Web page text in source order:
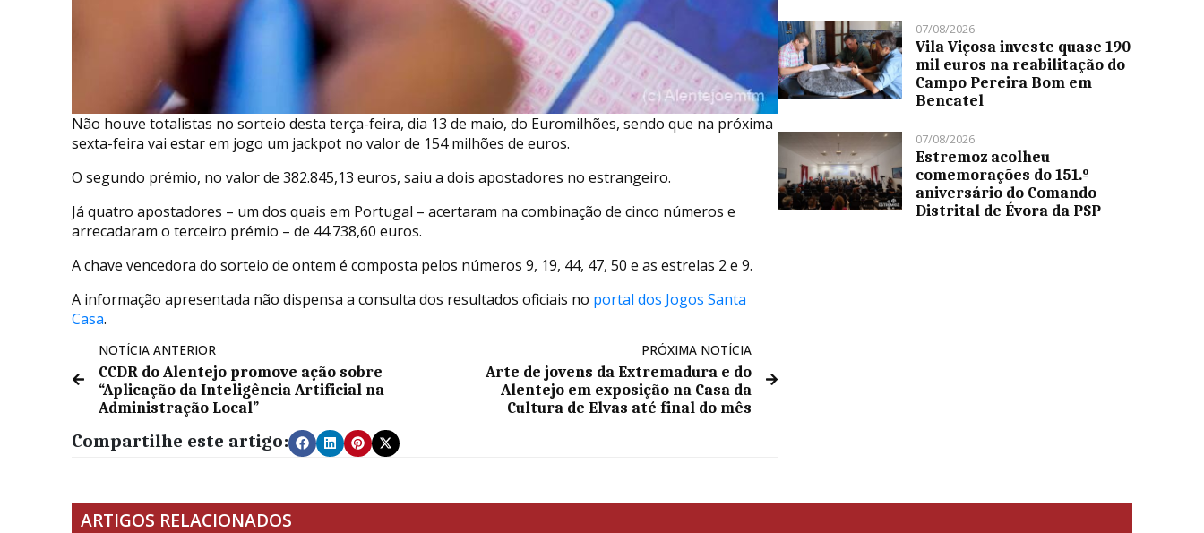
Não houve totalistas no sorteio desta terça-feira, dia 13 de maio, do Euromilhões, sendo que na próxima
sexta-feira vai estar em jogo um jackpot no valor de 154 milhões de euros.
O segundo prémio, no valor de 382.845,13 euros, saiu a dois apostadores no estrangeiro.
Já quatro apostadores – um dos quais em Portugal – acertaram na combinação de cinco números e
arrecadaram o terceiro prémio – de 44.738,60 euros.
A chave vencedora do sorteio de ontem é composta pelos números 9, 19, 44, 47, 50 e as estrelas 2 e 9.
A informação apresentada não dispensa a consulta dos resultados oficiais no portal dos Jogos Santa
Casa.
NOTÍCIA ANTERIOR
CCDR do Alentejo promove ação sobre
“Aplicação da Inteligência Artificial na
Administração Local”
PRÓXIMA NOTÍCIA
Arte de jovens da Extremadura e do
Alentejo em exposição na Casa da
Cultura de Elvas até final do mês
Compartilhe este artigo:
07/08/2026
Vila Viçosa investe quase 190
mil euros na reabilitação do
Campo Pereira Bom em
Bencatel
07/08/2026
Estremoz acolheu
comemorações do 151.º
aniversário do Comando
Distrital de Évora da PSP
ARTIGOS RELACIONADOS